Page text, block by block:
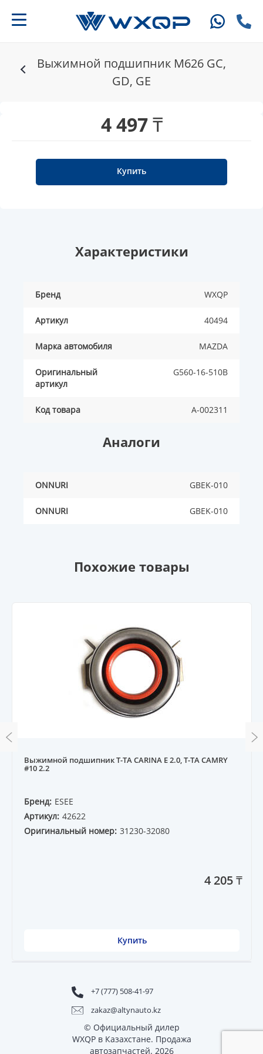
Выжимной подшипник M626 GC,
GD, GE
4 497 ₸
Купить
Характеристики
Бренд WXQP
Артикул 40494
Марка автомобиля MAZDA
Оригинальный
артикул
G560-16-510B
Код товара A-002311
Аналоги
ONNURI GBEK-010
ONNURI GBEK-010
Похожие товары
Выжимной подшипник T-TA CARINA E 2.0, T-TA CAMRY
#10 2.2
Бренд: ESEE
Артикул: 42622
Оригинальный номер: 31230-32080
4 205 ₸
Купить
+7 (777) 508-41-97
zakaz@altynauto.kz
© Официальный дилер
WXQP в Казахстане. Продажа
автозапчастей. 2026